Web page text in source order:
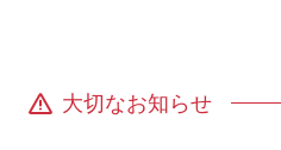
大切なお知らせ